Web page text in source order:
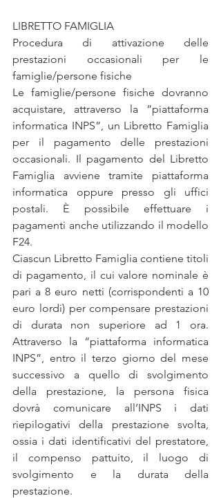
LIBRETTO FAMIGLIA
Procedura di attivazione delle
prestazioni occasionali per le
famiglie/persone fisiche
Le famiglie/persone fisiche dovranno
acquistare, attraverso la “piattaforma
informatica INPS”, un Libretto Famiglia
per il pagamento delle prestazioni
occasionali. Il pagamento del Libretto
Famiglia avviene tramite piattaforma
informatica oppure presso gli uffici
postali. È possibile effettuare i
pagamenti anche utilizzando il modello
F24.
Ciascun Libretto Famiglia contiene titoli
di pagamento, il cui valore nominale è
pari a 8 euro netti (corrispondenti a 10
euro lordi) per compensare prestazioni
di durata non superiore ad 1 ora.
Attraverso la “piattaforma informatica
INPS”, entro il terzo giorno del mese
successivo a quello di svolgimento
della prestazione, la persona fisica
dovrà comunicare all’INPS i dati
riepilogativi della prestazione svolta,
ossia i dati identificativi del prestatore,
il compenso pattuito, il luogo di
svolgimento e la durata della
prestazione.